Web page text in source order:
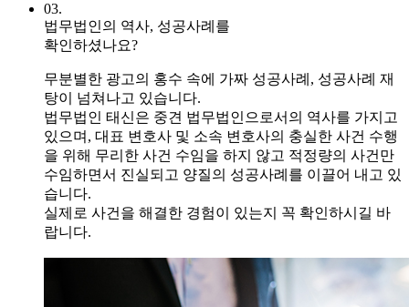
03.
법무법인의 역사, 성공사례를
확인하셨나요?
무분별한 광고의 홍수 속에 가짜 성공사례, 성공사례 재
탕이 넘쳐나고 있습니다.
법무법인 태신은 중견 법무법인으로서의 역사를 가지고
있으며, 대표 변호사 및 소속 변호사의 충실한 사건 수행
을 위해 무리한 사건 수임을 하지 않고 적정량의 사건만
수임하면서 진실되고 양질의 성공사례를 이끌어 내고 있
습니다.
실제로 사건을 해결한 경험이 있는지 꼭 확인하시길 바
랍니다.